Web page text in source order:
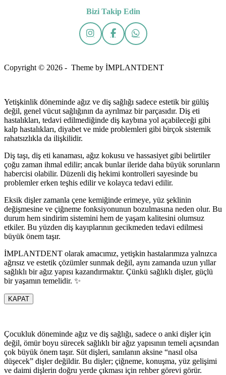
Bizi Takip Edin
Copyright © 2026 - Theme by İMPLANTDENT
Yetişkinlik döneminde ağız ve diş sağlığı sadece estetik bir gülüş
değil, genel vücut sağlığının da ayrılmaz bir parçasıdır. Diş eti
hastalıkları, tedavi edilmediğinde diş kaybına yol açabileceği gibi
kalp hastalıkları, diyabet ve mide problemleri gibi birçok sistemik
rahatsızlıkla da ilişkilidir.
Diş taşı, diş eti kanaması, ağız kokusu ve hassasiyet gibi belirtiler
çoğu zaman ihmal edilir; ancak bunlar ileride daha büyük sorunların
habercisi olabilir. Düzenli diş hekimi kontrolleri sayesinde bu
problemler erken teşhis edilir ve kolayca tedavi edilir.
Eksik dişler zamanla çene kemiğinde erimeye, yüz şeklinin
değişmesine ve çiğneme fonksiyonunun bozulmasına neden olur. Bu
durum hem sindirim sistemini hem de yaşam kalitesini olumsuz
etkiler. Bu yüzden diş kayıplarının gecikmeden tedavi edilmesi
büyük önem taşır.
İMPLANTDENT olarak amacımız, yetişkin hastalarımıza yalnızca
ağrısız ve estetik çözümler sunmak değil, aynı zamanda uzun yıllar
sağlıklı bir ağız yapısı kazandırmaktır. Çünkü sağlıklı dişler, güçlü
bir yaşamın temelidir. ✨
KAPAT
Çocukluk döneminde ağız ve diş sağlığı, sadece o anki dişler için
değil, ömür boyu sürecek sağlıklı bir ağız yapısının temeli açısından
çok büyük önem taşır. Süt dişleri, sanılanın aksine “nasıl olsa
düşecek” dişler değildir. Bu dişler; çiğneme, konuşma, yüz gelişimi
ve daimi dişlerin doğru yerde çıkması için rehber görevi görür.